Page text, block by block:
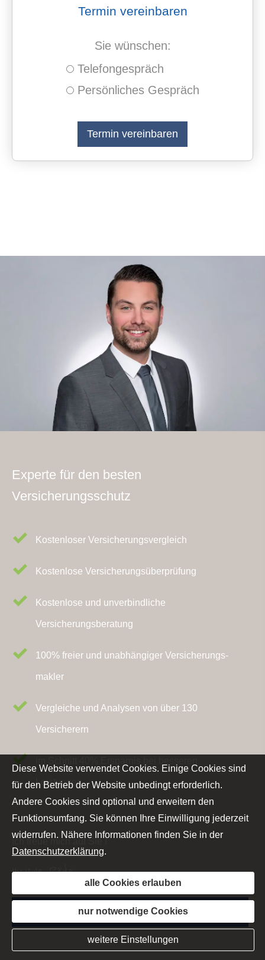
Termin ver­ein­baren
Sie wün­schen:
Tele­fon­ge­spräch
Persönliches Gespräch
Experte für den besten
Versicherungsschutz
Kostenloser Versicherungsvergleich
Kostenlose Versicherungsüberprüfung
Kostenlose und unverbindliche
Versicherungsberatung
100% freier und unabhängiger Ver­sicherungs­
makler
Vergleiche und Analysen von über 130
Versicherern
Leistungen
Ich freue mich auf Sie !
IhrUwe Röde
Jetzt Kontakt aufnehmen
Diese Website verwendet Cookies. Einige Cookies sind
für den Betrieb der Website unbedingt erforderlich.
Andere Cookies sind optional und erweitern den
Funktionsumfang. Sie können Ihre Einwilligung jederzeit
widerrufen. Nähere Informationen finden Sie in der
Datenschutzerklärung.
alle Cookies erlauben
nur notwendige Cookies
weitere Einstellungen